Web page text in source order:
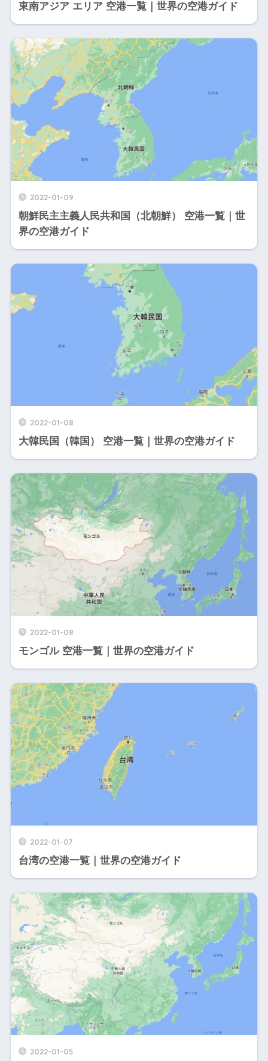
東南アジア エリア 空港一覧｜世界の空港ガイド
2022-01-09
朝鮮民主主義人民共和国（北朝鮮） 空港一覧｜世
界の空港ガイド
2022-01-08
大韓民国（韓国） 空港一覧｜世界の空港ガイド
2022-01-08
モンゴル 空港一覧｜世界の空港ガイド
2022-01-07
台湾の空港一覧｜世界の空港ガイド
2022-01-05